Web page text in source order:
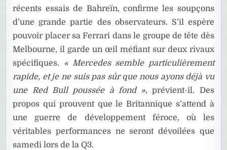
récents essais de Bahreïn, confirme les soupçons
d’une grande partie des observateurs. S’il espère
pouvoir placer sa Ferrari dans le groupe de tête dès
Melbourne, il garde un œil méfiant sur deux rivaux
spécifiques. « Mercedes semble particulièrement
rapide, et je ne suis pas sûr que nous ayons déjà vu
une Red Bull poussée à fond », prévient-il. Des
propos qui prouvent que le Britannique s’attend à
une guerre de développement féroce, où les
véritables performances ne seront dévoilées que
samedi lors de la Q3.